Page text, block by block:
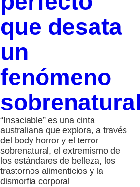
que desata
un
fenómeno
“Insaciable” es una cinta
australiana que explora, a través
del body horror y el terror
sobrenatural, el extremismo de
los estándares de belleza, los
trastornos alimenticios y la
dismorfia corporal